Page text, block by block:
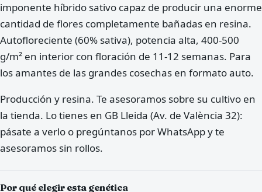
imponente híbrido sativo capaz de producir una enorme
cantidad de flores completamente bañadas en resina.
Autofloreciente (60% sativa), potencia alta, 400-500
g/m² en interior con floración de 11-12 semanas. Para
los amantes de las grandes cosechas en formato auto.
Producción y resina. Te asesoramos sobre su cultivo en
la tienda. Lo tienes en GB Lleida (Av. de València 32):
pásate a verlo o pregúntanos por WhatsApp y te
asesoramos sin rollos.
Por qué elegir esta genética